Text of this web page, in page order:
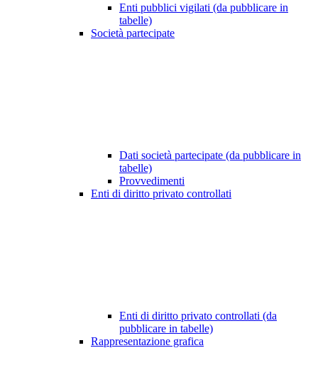
Enti pubblici vigilati (da pubblicare in
tabelle)
Società partecipate
Dati società partecipate (da pubblicare in
tabelle)
Provvedimenti
Enti di diritto privato controllati
Enti di diritto privato controllati (da
pubblicare in tabelle)
Rappresentazione grafica